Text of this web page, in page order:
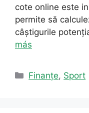
cote online este
permite să
câștigurile
más
Categorii
Finanțe, Sport